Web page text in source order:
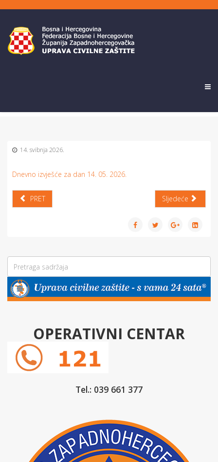
14. svibnja 2026.
Dnevno izvješće za dan 14. 05. 2026.
PRET Sljedeće
OPERATIVNI CENTAR
Tel.: 039 661 377